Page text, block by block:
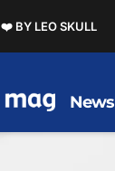
BY LEO SKULL
News